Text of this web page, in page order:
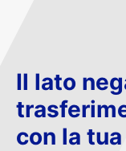
Il lato
con la